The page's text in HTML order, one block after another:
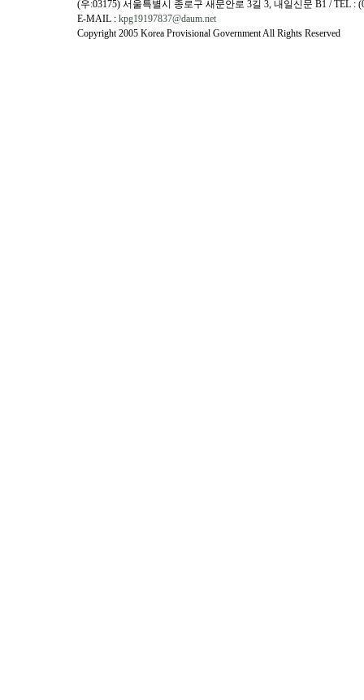
(우:03175) 서울특별시 종로구 새문안로 3길 3, 내일신문 B1 / TEL :
E-MAIL : kpg19197837@daum.net
Copyright 2005 Korea Provisional Government All Rights Reserved